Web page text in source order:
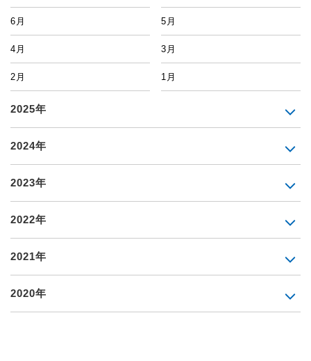
6月 5月
4月 3月
2月 1月
2025年
2024年
2023年
2022年
2021年
2020年